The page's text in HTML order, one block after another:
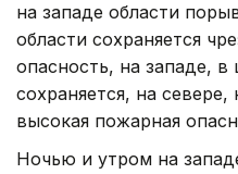
на западе области
области сохраняется
опасность, на западе, в
сохраняется, на
высокая пожарная
Ночью и утром на